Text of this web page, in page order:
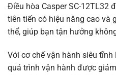
Điều hòa Casper SC-12TL32
tiên tiến có hiệu năng cao và
thể, giúp bạn tận hưởng
Với cơ chế vận hành siêu
quá trình vận hành được